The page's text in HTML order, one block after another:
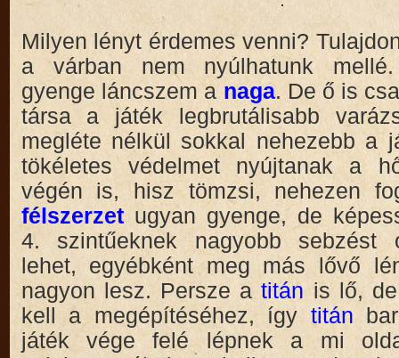
Milyen lényt érdemes venni?
a várban nem nyúlhatunk
gyenge láncszem a naga. De ő is
társa a játék legbrutálisabb
megléte nélkül sokkal nehezebb a
tökéletes védelmet nyújtanak a
végén is, hisz tömzsi, nehezen
félszerzet ugyan gyenge, de
4. szintűeknek nagyobb sebzést
lehet, egyébként meg más lővő
nagyon lesz. Persze atitánis lő,
kell a megépítéséhez, így titán
játék vége felé lépnek a mi